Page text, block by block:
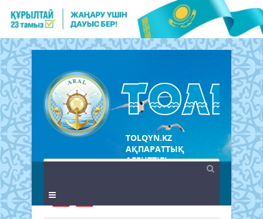
TOLQYN.KZ
АҚПАРАТТЫҚ
АГЕНТТІГІ